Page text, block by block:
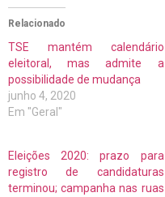
Relacionado
TSE mantém calendário
eleitoral, mas admite a
possibilidade de mudança
junho 4, 2020
Em "Geral"
Eleições 2020: prazo para
registro de candidaturas
terminou; campanha nas ruas